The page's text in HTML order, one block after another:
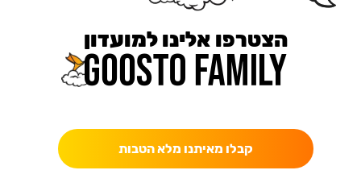
הצטרפו אלינו למועדון
קבלו מאיתנו מלא הטבות